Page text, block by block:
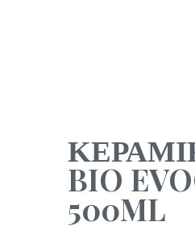
BIO
500ML